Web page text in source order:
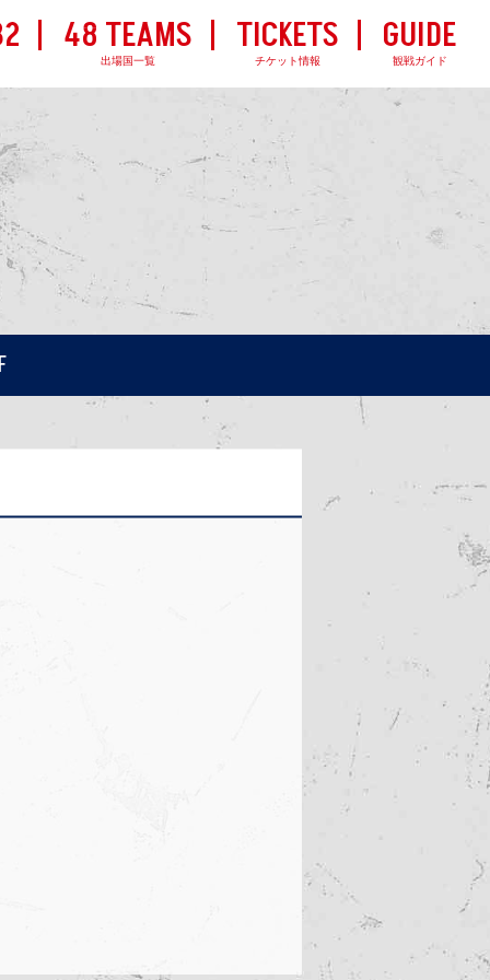
48 TEAMS
出場国一覧
TICKETS
チケット情報
GUIDE
観戦ガイド